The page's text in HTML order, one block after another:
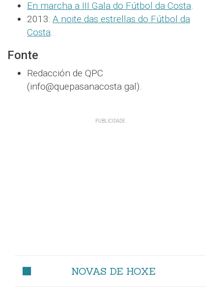
En marcha a III Gala do Fútbol da Costa
2013: A noite das estrellas do Fútbol da
Costa
Fonte
Redacción de QPC
(info@quepasanacosta.gal).
NOVAS DE HOXE